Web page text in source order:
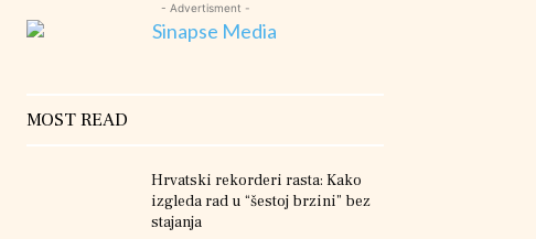
- Advertisment -
MOST READ
Hrvatski rekorderi rasta: Kako
izgleda rad u “šestoj brzini” bez
stajanja